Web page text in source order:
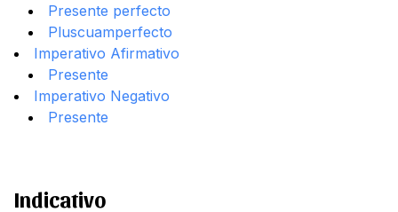
Presente perfecto
Pluscuamperfecto
Imperativo Afirmativo
Presente
Imperativo Negativo
Presente
Indicativo